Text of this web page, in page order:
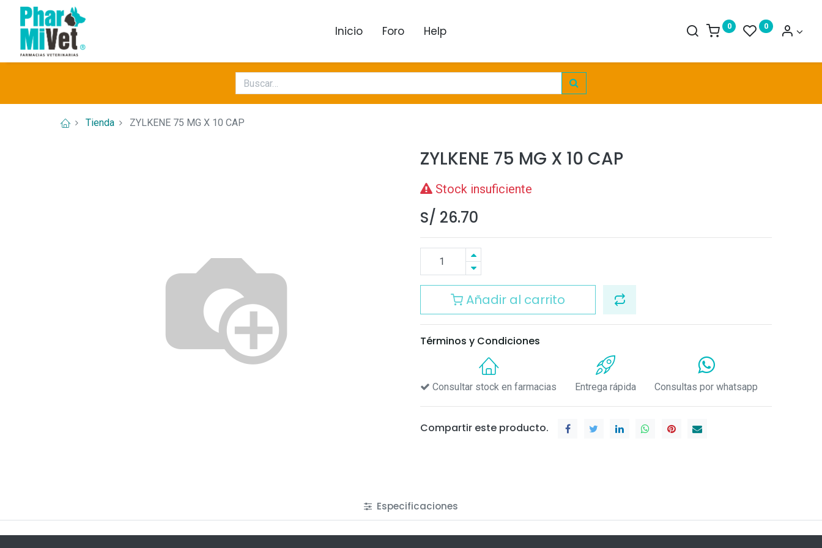
Inicio Foro Help 0 0
Tienda ZYLKENE 75 MG X 10 CAP
ZYLKENE 75 MG X 10 CAP
Stock insuficiente
S/ 26.70
Añadir al carrito
Términos y Condiciones
Consultar stock en farmacias Entrega rápida Consultas por whatsapp
Compartir este producto.
Especificaciones